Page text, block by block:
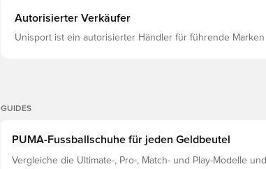
Autorisierter Verkäufer
Unisport ist ein autorisierter Händler für führende Marken
GUIDES
PUMA-Fussballschuhe für jeden Geldbeutel
Vergleiche die Ultimate-, Pro-, Match- und Play-Modelle und